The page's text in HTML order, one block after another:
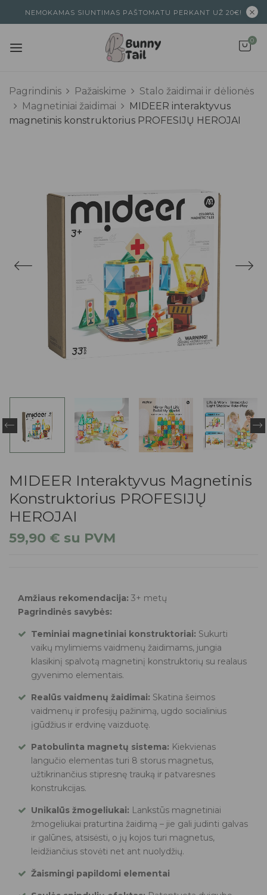
NEMOKAMAS SIUNTIMAS PAŠTOMATU PERKANT UŽ 20€!
0
Pagrindinis Pažaiskime
Stalo žaidimai ir dėlionės
Magnetiniai žaidimai
MIDEER interaktyvus
magnetinis konstruktorius PROFESIJŲ HEROJAI
MIDEER Interaktyvus Magnetinis
Konstruktorius PROFESIJŲ
HEROJAI
59,90 € su PVM
Amžiaus rekomendacija: 3+ metų
Pagrindinės savybės:
Teminiai magnetiniai konstruktoriai: Sukurti
vaikų mylimiems vaidmenų žaidimams, jungia
klasikinį spalvotą magnetinį konstruktorių su realaus
gyvenimo elementais.
Realūs vaidmenų žaidimai: Skatina šeimos
vaidmenų ir profesijų pažinimą, ugdo socialinius
įgūdžius ir erdvinę vaizduotę.
Patobulinta magnetų sistema: Kiekvienas
langučio elementas turi 8 storus magnetus,
užtikrinančius stipresnę trauką ir patvaresnes
konstrukcijas.
Unikalūs žmogeliukai: Lankstūs magnetiniai
žmogeliukai praturtina žaidimą – jie gali judinti galvas
ir galūnes, atsisėsti, o jų kojos turi magnetus,
leidžiančius stovėti net ant nuolydžių.
Žaismingi papildomi elementai